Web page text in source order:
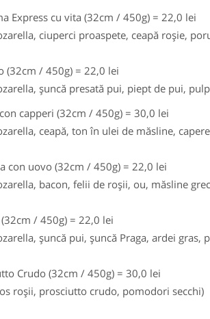
Express cu vita (32cm / 450g) = 22,0 lei
ciuperci proaspete, ceapă roşie,
(32cm / 450g) = 22,0 lei
şuncă presată pui, piept de pui,
capperi (32cm / 450g) = 30,0 lei
ceapă, ton în ulei de măsline,
con uovo (32cm / 450g) = 22,0 lei
bacon, felii de roşii, ou, măsline
/ 450g) = 22,0 lei
şuncă pui, şuncă Praga, ardei gras,
Crudo (32cm / 450g) = 30,0 lei
roşii, prosciutto crudo, pomodori secchi)